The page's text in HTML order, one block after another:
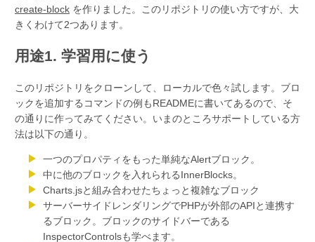
create-block を作りました。このリポジトリの使い方ですが、大
きくわけて2つあります。
用途1. 学習用に使う
このリポジトリをクローンして、ローカルで色々試します。ブロ
ックを追加するコマンドの例もREADMEに書いてあるので、そ
の通りに作ってみてください。いまのところサポートしている方
法は以下の通り。
一つのプロパティをもった単純なAlertブロック。
中に他のブロックを入れられるInnerBlocks。
Charts.jsと組み合わせたちょっと複雑なブロック
サーバーサイドレンダリングでPHPが外部のAPIと連携す
るブロック。ブロックのサイドバーである
InspectorControlsも学べます。